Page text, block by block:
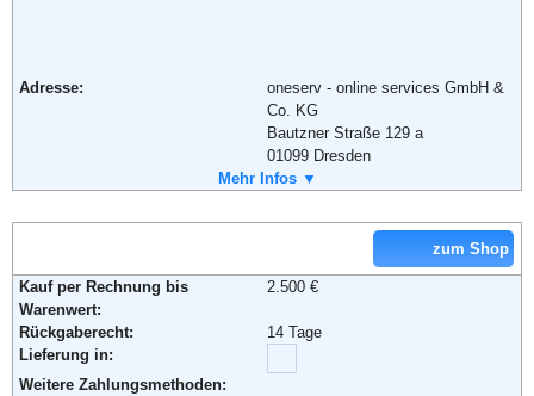
Adresse:
oneserv - online services GmbH &
Co. KG
Bautzner Straße 129 a
01099 Dresden
+49 (0)351- 8894901
Email:
info@oneserv.de
Weiterführende Informationen:
Mehr Infos ▼
zum Shop
Kauf per Rechnung bis
Warenwert:
2.500 €
Rückgaberecht:
14 Tage
Lieferung in:
Weitere Zahlungsmethoden: